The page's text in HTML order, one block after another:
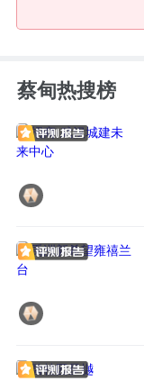
蔡甸热搜榜